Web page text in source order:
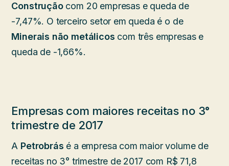
Construçãocom 20 empresas e queda de
-7,47%. O terceiro setor em queda é o de
Minerais não metálicos com três empresas e
queda de -1,66%.
Empresas com maiores receitas no 3°
trimestre de 2017
A Petrobrás é a empresa com maior volume de
receitas no 3° trimestre de 2017 com R$ 71,8